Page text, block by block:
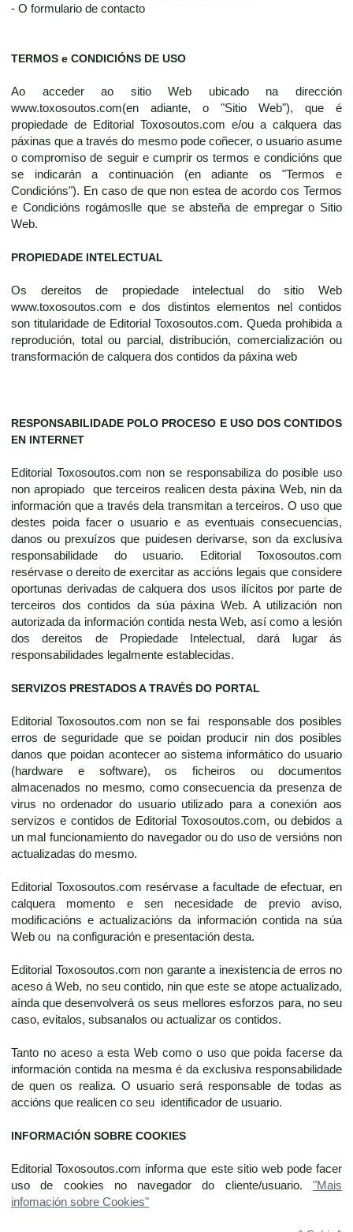
- O formulario de contacto
TERMOS e CONDICIÓNS DE USO
Ao acceder ao sitio Web ubicado na dirección
www.toxosoutos.com(en adiante, o "Sitio Web"), que é
propiedade de Editorial Toxosoutos.com e/ou a calquera das
páxinas que a través do mesmo pode coñecer, o usuario asume
o compromiso de seguir e cumprir os termos e condicións que
se indicarán a continuación (en adiante os "Termos e
Condicións"). En caso de que non estea de acordo cos Termos
e Condicións rogámoslle que se absteña de empregar o Sitio
Web.
PROPIEDADE INTELECTUAL
Os dereitos de propiedade intelectual do sitio Web
www.toxosoutos.com e dos distintos elementos nel contidos
son titularidade de Editorial Toxosoutos.com. Queda prohibida a
reprodución, total ou parcial, distribución, comercialización ou
transformación de calquera dos contidos da páxina web
RESPONSABILIDADE POLO PROCESO E USO DOS CONTIDOS
EN INTERNET
Editorial Toxosoutos.com non se responsabiliza do posible uso
non apropiado que terceiros realicen desta páxina Web, nin da
información que a través dela transmitan a terceiros. O uso que
destes poida facer o usuario e as eventuais consecuencias,
danos ou prexuízos que puidesen derivarse, son da exclusiva
responsabilidade do usuario. Editorial Toxosoutos.com
resérvase o dereito de exercitar as accións legais que considere
oportunas derivadas de calquera dos usos ilícitos por parte de
terceiros dos contidos da súa páxina Web. A utilización non
autorizada da información contida nesta Web, así como a lesión
dos dereitos de Propiedade Intelectual, dará lugar ás
responsabilidades legalmente establecidas.
SERVIZOS PRESTADOS A TRAVÉS DO PORTAL
Editorial Toxosoutos.com non se fai responsable dos posibles
erros de seguridade que se poidan producir nin dos posibles
danos que poidan acontecer ao sistema informático do usuario
(hardware e software), os ficheiros ou documentos
almacenados no mesmo, como consecuencia da presenza de
virus no ordenador do usuario utilizado para a conexión aos
servizos e contidos de Editorial Toxosoutos.com, ou debidos a
un mal funcionamiento do navegador ou do uso de versións non
actualizadas do mesmo.
Editorial Toxosoutos.com resérvase a facultade de efectuar, en
calquera momento e sen necesidade de previo aviso,
modificacións e actualizacións da información contida na súa
Web ou na configuración e presentación desta.
Editorial Toxosoutos.com non garante a inexistencia de erros no
aceso á Web, no seu contido, nin que este se atope actualizado,
aínda que desenvolverá os seus mellores esforzos para, no seu
caso, evitalos, subsanalos ou actualizar os contidos.
Tanto no aceso a esta Web como o uso que poida facerse da
información contida na mesma é da exclusiva responsabilidade
de quen os realiza. O usuario será responsable de todas as
accións que realicen co seu identificador de usuario.
INFORMACIÓN SOBRE COOKIES
Editorial Toxosoutos.com informa que este sitio web pode facer
uso de cookies no navegador do cliente/usuario. "Mais
infomación sobre Cookies"